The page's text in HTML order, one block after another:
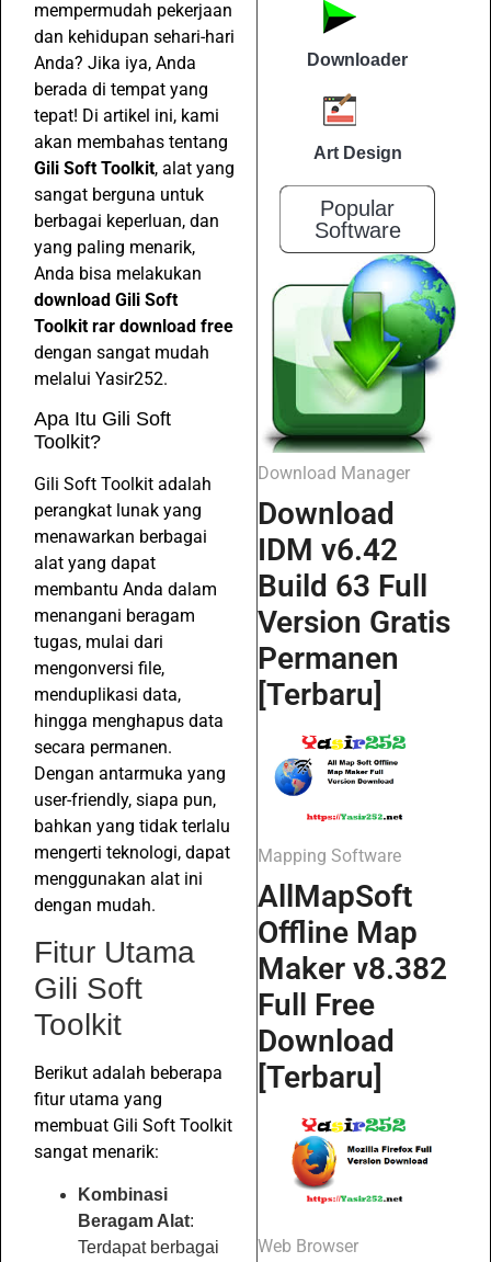
mempermudah pekerjaan
dan kehidupan sehari-hari
Anda? Jika iya, Anda
berada di tempat yang
tepat! Di artikel ini, kami
akan membahas tentang
Gili Soft Toolkit, alat yang
sangat berguna untuk
berbagai keperluan, dan
yang paling menarik,
Anda bisa melakukan
download Gili Soft
Toolkit rar download free
dengan sangat mudah
melalui Yasir252.
Apa Itu Gili Soft
Toolkit?
Gili Soft Toolkit adalah
perangkat lunak yang
menawarkan berbagai
alat yang dapat
membantu Anda dalam
menangani beragam
tugas, mulai dari
mengonversi file,
menduplikasi data,
hingga menghapus data
secara permanen.
Dengan antarmuka yang
user-friendly, siapa pun,
bahkan yang tidak terlalu
mengerti teknologi, dapat
menggunakan alat ini
dengan mudah.
Fitur Utama
Gili Soft
Toolkit
Berikut adalah beberapa
fitur utama yang
membuat Gili Soft Toolkit
sangat menarik:
Kombinasi
Beragam Alat:
Terdapat berbagai
Downloader
Art Design
Popular
Software
Download Manager
Download
IDM v6.42
Build 63 Full
Version Gratis
Permanen
[Terbaru]
Mapping Software
AllMapSoft
Offline Map
Maker v8.382
Full Free
Download
[Terbaru]
Web Browser